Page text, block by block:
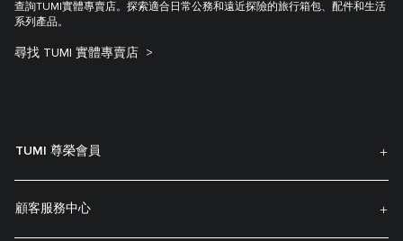
查詢TUMI實體專賣店。探索適合日常公務和遠近探險的旅行箱包、配件和生活
系列產品。
尋找 TUMI 實體專賣店
TUMI 尊榮會員
顧客服務中心